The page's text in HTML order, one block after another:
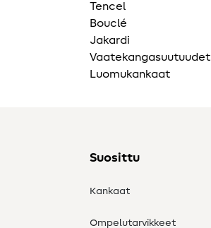
Tencel
Bouclé
Jakardi
Vaatekangasuutuudet
Luomukankaat
Suosittu
Kankaat
Ompelutarvikkeet